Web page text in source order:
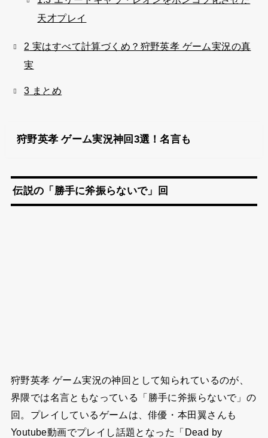
天才プレイ
2 実はすべて計算づくめ？狩野英孝 ゲーム実況の真
実
3 まとめ
狩野英孝 ゲーム実況神回3選！名言も
伝説の「勝手に斧振らないで」回
狩野英孝 ゲーム実況の神回として知られているのが、
界隈では名言ともなっている「勝手に斧振らないで」の
回。プレイしているゲームは、俳優・本田翼さんも
Youtube動画でプレイし話題となった「Dead by